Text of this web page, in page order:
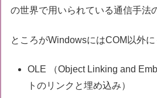
の世界で用いられている通信手法
ところがWindowsにはCOM以外に
OLE （Object Linking and
トのリンクと埋め込み）